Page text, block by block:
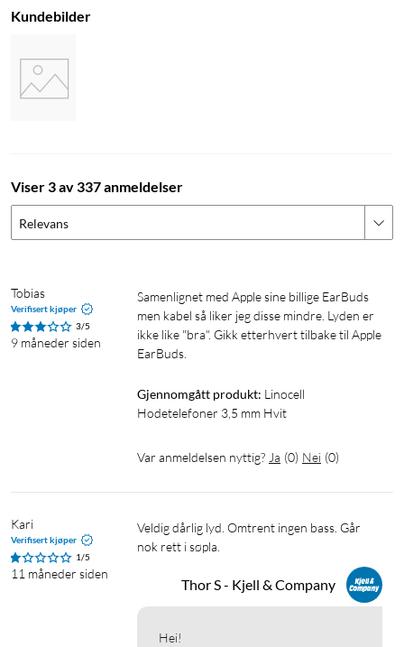
Kundebilder
Viser 3 av 337 anmeldelser
Relevans
Tobias
Verifisert kjøper
3/5
9 måneder siden
Samenlignet med Apple sine billige EarBuds
men kabel så liker jeg disse mindre. Lyden er
ikke like "bra". Gikk etterhvert tilbake til Apple
EarBuds.
Gjennomgått produkt: Linocell
Hodetelefoner 3,5 mm Hvit
Var anmeldelsen nyttig? Ja (0) Nei (0)
Kari
Verifisert kjøper
1/5
11 måneder siden
Veldig dårlig lyd. Omtrent ingen bass. Går
nok rett i søpla.
Thor S - Kjell & Company
Hei!